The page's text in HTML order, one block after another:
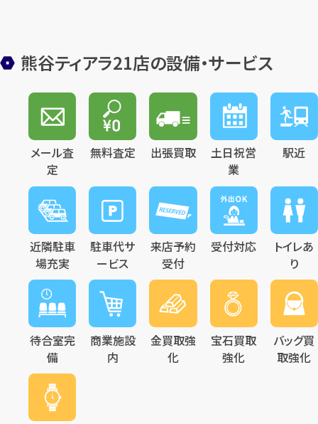
最短 分！
今すぐ査定金額をお伝えいた
します
まずはお電話で無料査定
【総合受付】24時間・年中無休(年末年
始除く)
メールで無料相談する
熊谷ティアラ21店の設備・サービス
メール査
定
無料査定 出張買取
土日祝営
業
駅近
近隣駐車
場充実
駐車代サ
ービス
来店予約
受付
受付対応
トイレあ
り
待合室完
備
商業施設
内
金買取強
化
宝石買取
強化
バッグ買
取強化